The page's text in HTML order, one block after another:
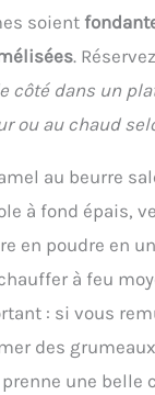
soient
.
côté dans un
ou au chaud
au beurre
à fond épais,
en poudre en
à feu
: si vous
des
une belle